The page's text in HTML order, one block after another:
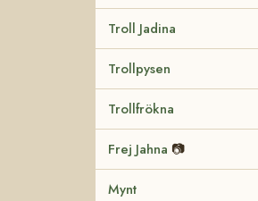
Troll Jadina
Trollpysen
Trollfrökna
Frej Jahna 📷
Mynt